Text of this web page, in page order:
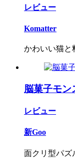
レビュー
Komatter
かわいい猫と
脳菓子モン
レビュー
新Goo
面クリ型パ